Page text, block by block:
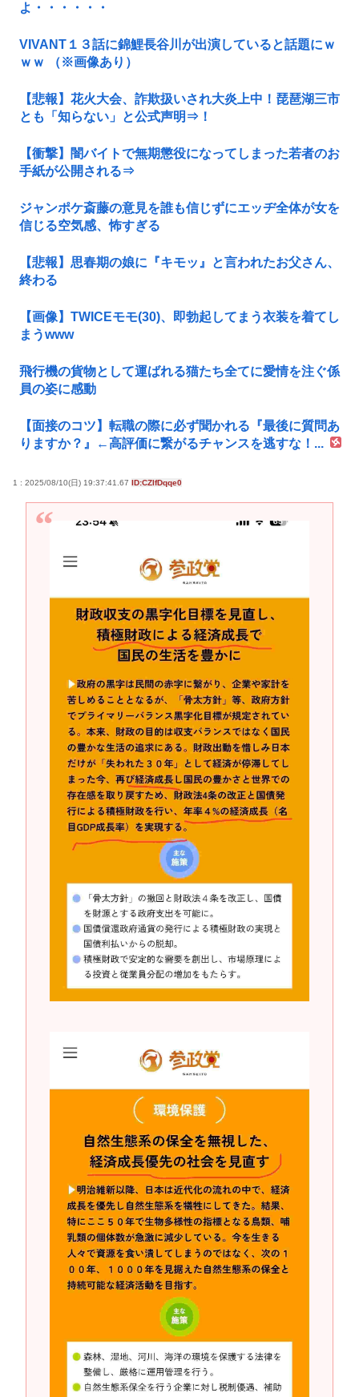
よ・・・・・・
VIVANT１３話に錦鯉長谷川が出演していると話題にｗ
ｗｗ （※画像あり）
【悲報】花火大会、詐欺扱いされ大炎上中！琵琶湖三市
とも「知らない」と公式声明⇒！
【衝撃】闇バイトで無期懲役になってしまった若者のお
手紙が公開される⇒
ジャンポケ斎藤の意見を誰も信じずにエッヂ全体が女を
信じる空気感、怖すぎる
【悲報】思春期の娘に『キモッ』と言われたお父さん、
終わる
【画像】TWICEモモ(30)、即勃起してまう衣装を着てし
まうwww
飛行機の貨物として運ばれる猫たち全てに愛情を注ぐ係
員の姿に感動
【面接のコツ】転職の際に必ず聞かれる『最後に質問あ
りますか？』←高評価に繋がるチャンスを逃すな！...
1 : 2025/08/10(日) 19:37:41.67 ID:CZIfDqqe0